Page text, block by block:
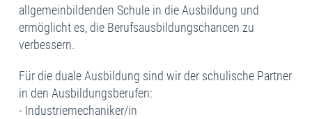
allgemeinbildenden Schule in die Ausbildung und
ermöglicht es, die Berufsausbildungschancen zu
verbessern.
Für die duale Ausbildung sind wir der schulische Partner
in den Ausbildungsberufen:
- Industriemechaniker/in